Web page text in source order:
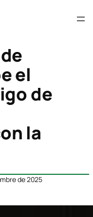
el
de
la
de 2025